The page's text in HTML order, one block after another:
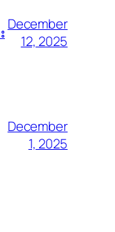
December
12, 2025
December
1, 2025